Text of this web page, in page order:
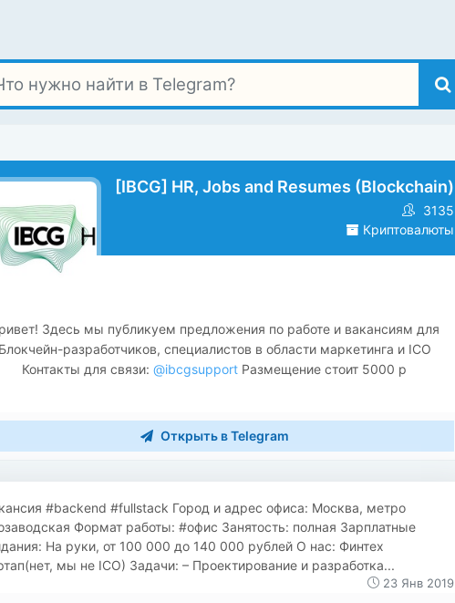
[IBCG] HR, Jobs and Resumes (Blockchain)
3135
Криптовалюты
Здесь мы публикуем предложения по работе и вакансиям для
Блокчейн-разработчиков, специалистов в области маркетинга и ICO
Контакты для связи: @ibcgsupport Размещение стоит 5000 р
Открыть в Telegram
#backend #fullstack Город и адрес офиса: Москва, метро
Формат работы: #офис Занятость: полная Зарплатные
На руки, от 100 000 до 140 000 рублей О нас: Финтех
мы не ICO) Задачи: – Проектирование и разработка...
23 Янв 2019